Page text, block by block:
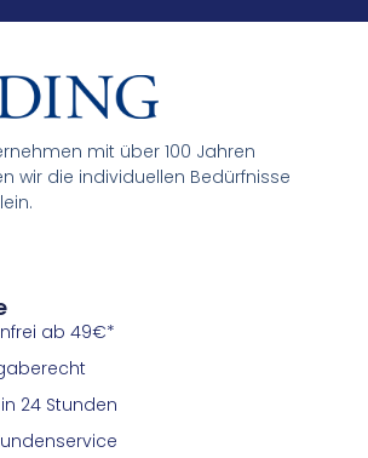
mit über 100 Jahren
wir die individuellen Bedürfnisse
ab 49€*
24 Stunden